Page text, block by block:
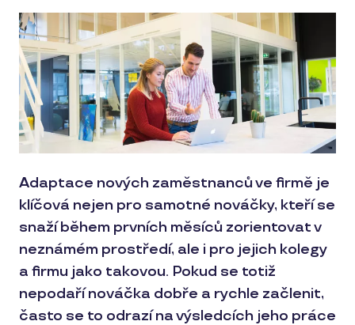
Adaptace nových zaměstnanců ve firmě je
klíčová nejen pro samotné nováčky, kteří se
snaží během prvních měsíců zorientovat v
neznámém prostředí, ale i pro jejich kolegy
a firmu jako takovou. Pokud se totiž
nepodaří nováčka dobře a rychle začlenit,
často se to odrazí na výsledcích jeho práce